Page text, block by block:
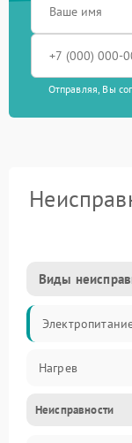
Отправляя, Вы
Виды
Нагрев
Неисправности